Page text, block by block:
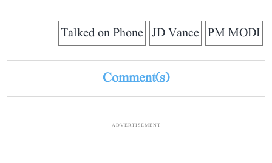
PM MODI
JD Vance
Talked on Phone
Comment(s)
ADVERTISEMENT